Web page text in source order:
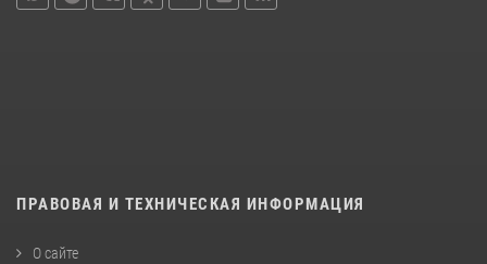
ПРАВОВАЯ И ТЕХНИЧЕСКАЯ ИНФОРМАЦИЯ
О сайте